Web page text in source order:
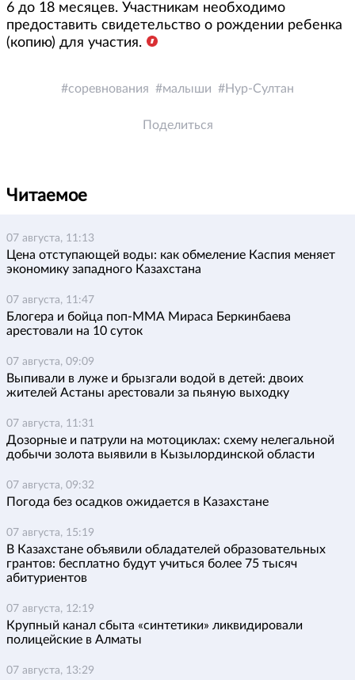
6 до 18 месяцев. Участникам необходимо
предоставить свидетельство о рождении ребенка
(копию) для участия.
соревнования малыши Нур-Султан
Поделиться
Читаемое
07 августа, 11:13
Цена отступающей воды: как обмеление Каспия меняет
экономику западного Казахстана
07 августа, 11:47
Блогера и бойца поп-ММА Мираса Беркинбаева
арестовали на 10 суток
07 августа, 09:09
Выпивали в луже и брызгали водой в детей: двоих
жителей Астаны арестовали за пьяную выходку
07 августа, 11:31
Дозорные и патрули на мотоциклах: схему нелегальной
добычи золота выявили в Кызылординской области
07 августа, 09:32
Погода без осадков ожидается в Казахстане
07 августа, 15:19
В Казахстане объявили обладателей образовательных
грантов: бесплатно будут учиться более 75 тысяч
абитуриентов
07 августа, 12:19
Крупный канал сбыта «синтетики» ликвидировали
полицейские в Алматы
07 августа, 13:29